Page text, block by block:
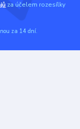
za účelem rozesílky
za 14 dní.